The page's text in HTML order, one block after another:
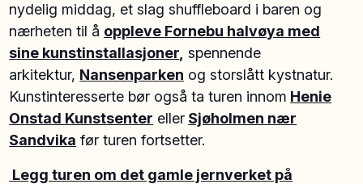
nydelig middag, et slag shuffleboard i baren og
nærheten til å oppleve Fornebu halvøya med
sine kunstinstallasjoner spennende
arkitektur, Nansenparken og storslått kystnatur.
Kunstinteresserte bør også ta turen innom Henie
Onstad Kunstsenter eller Sjøholmen nær
Sandvika før turen fortsetter.
Legg turen om det gamle jernverket på